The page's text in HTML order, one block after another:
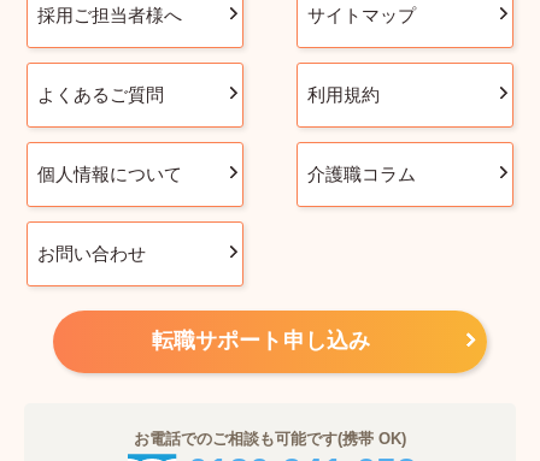
採用ご担当者様へ サイトマップ
よくあるご質問 利用規約
個人情報について 介護職コラム
お問い合わせ
転職サポート申し込み
お電話でのご相談も可能です(携帯 OK)